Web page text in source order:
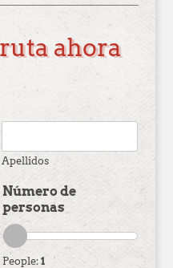
ahora
Apellidos
Número de
personas
People: 1